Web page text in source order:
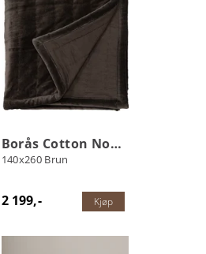
Borås Cotton Noor sengeteppe
140x260 Brun
2 199,- Kjøp